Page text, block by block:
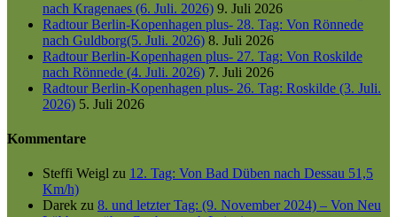
nach Kragenaes (6. Juli. 2026) 9. Juli 2026
Radtour Berlin-Kopenhagen plus- 28. Tag: Von Rönnede
nach Guldborg(5. Juli. 2026) 8. Juli 2026
Radtour Berlin-Kopenhagen plus- 27. Tag: Von Roskilde
nach Rönnede (4. Juli. 2026) 7. Juli 2026
Radtour Berlin-Kopenhagen plus- 26. Tag: Roskilde (3. Juli.
2026) 5. Juli 2026
Kommentare
Steffi Weigl zu 12. Tag: Von Bad Düben nach Dessau 51,5
Km/h)
Darek zu 8. und letzter Tag: (9. November 2024) – Von Neu